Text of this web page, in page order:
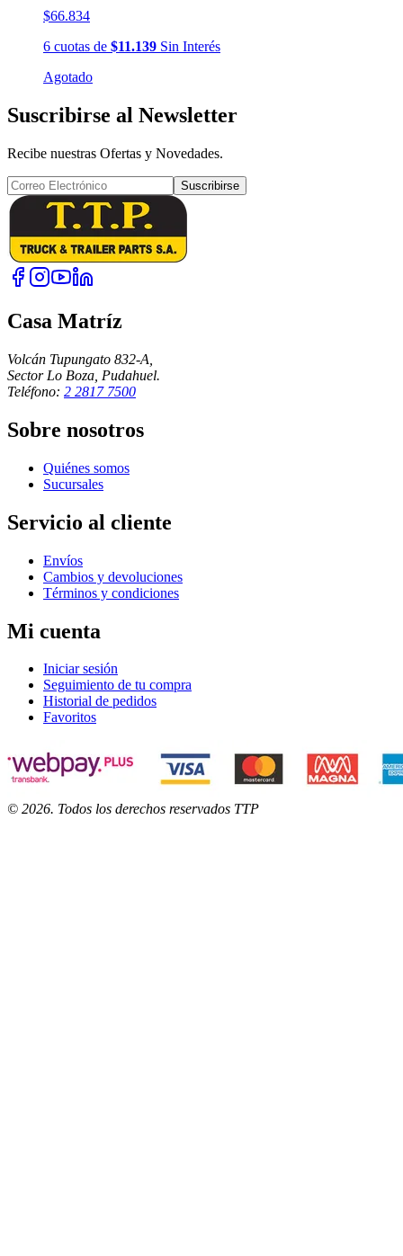
$66.834
6 cuotas de $11.139 Sin Interés
Agotado
Suscribirse al Newsletter
Recibe nuestras Ofertas y Novedades.
Suscribirse
Casa Matríz
Volcán Tupungato 832-A,
Sector Lo Boza, Pudahuel.
Teléfono: 2 2817 7500
Sobre nosotros
Quiénes somos
Sucursales
Servicio al cliente
Envíos
Cambios y devoluciones
Términos y condiciones
Mi cuenta
Iniciar sesión
Seguimiento de tu compra
Historial de pedidos
Favoritos
© 2026. Todos los derechos reservados TTP